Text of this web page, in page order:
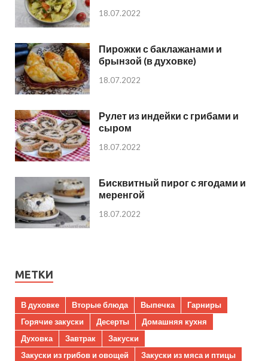
18.07.2022
Пирожки с баклажанами и
брынзой (в духовке)
18.07.2022
Рулет из индейки с грибами и
сыром
18.07.2022
Бисквитный пирог с ягодами и
меренгой
18.07.2022
МЕТКИ
В духовке Вторые блюда Выпечка
Гарниры
Горячие закуски
Десерты
Домашняя кухня
Духовка
Завтрак
Закуски
Закуски из грибов и овощей
Закуски из мяса и птицы